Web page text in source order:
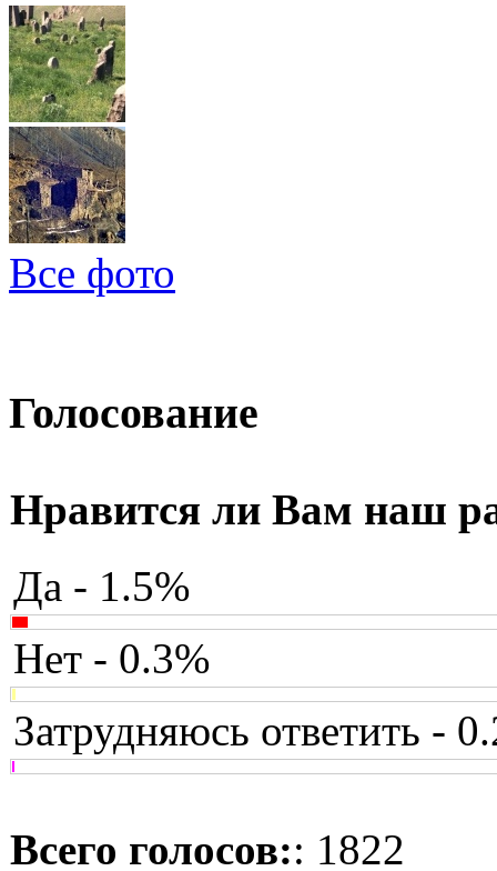
Все фото
Голосование
Нравится ли Вам наш
Да - 1.5%
Нет - 0.3%
Затрудняюсь ответить -
Всего голосов:: 1822